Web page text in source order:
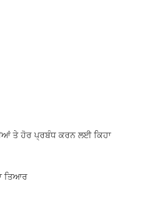
ਤੇ ਹੋਰ ਪ੍ਰਬੰਧ ਕਰਨ ਲਈ ਕਿਹਾ
ਤਿਆਰ